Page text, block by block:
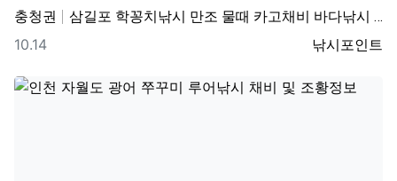
충청권 삼길포 학꽁치낚시 만조 물때 카고채비 바다낚시 조황정보
등록자
낚시포인트
등록일
10.14